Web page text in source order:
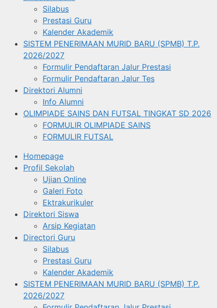
Silabus
Prestasi Guru
Kalender Akademik
SISTEM PENERIMAAN MURID BARU (SPMB) T.P.
2026/2027
Formulir Pendaftaran Jalur Prestasi
Formulir Pendaftaran Jalur Tes
Direktori Alumni
Info Alumni
OLIMPIADE SAINS DAN FUTSAL TINGKAT SD 2026
FORMULIR OLIMPIADE SAINS
FORMULIR FUTSAL
Homepage
Profil Sekolah
Ujian Online
Galeri Foto
Ektrakurikuler
Direktori Siswa
Arsip Kegiatan
Directori Guru
Silabus
Prestasi Guru
Kalender Akademik
SISTEM PENERIMAAN MURID BARU (SPMB) T.P.
2026/2027